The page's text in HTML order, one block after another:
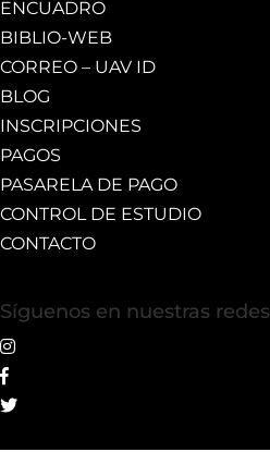
ENCUADRO
BIBLIO-WEB
CORREO – UAV ID
BLOG
INSCRIPCIONES
PAGOS
PASARELA DE PAGO
CONTROL DE ESTUDIO
CONTACTO
Síguenos en nuestras redes